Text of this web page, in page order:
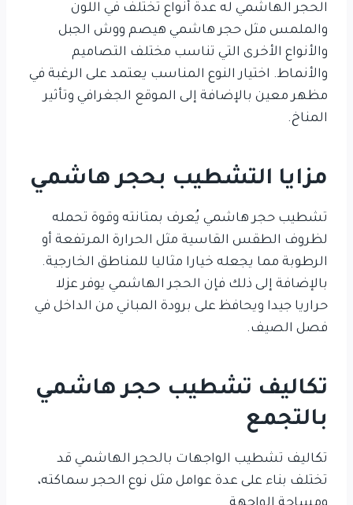
الحجر الهاشمي له عدة أنواع تختلف في اللون
والملمس مثل حجر هاشمي هيصم ووش الجبل
والأنواع الأخرى التي تناسب مختلف التصاميم
والأنماط. اختيار النوع المناسب يعتمد على الرغبة في
مظهر معين بالإضافة إلى الموقع الجغرافي وتأثير
المناخ.
مزايا التشطيب بحجر هاشمي
تشطيب حجر هاشمي يُعرف بمتانته وقوة تحمله
لظروف الطقس القاسية مثل الحرارة المرتفعة أو
الرطوبة مما يجعله خيارا مثاليا للمناطق الخارجية.
بالإضافة إلى ذلك فإن الحجر الهاشمي يوفر عزلا
حراريا جيدا ويحافظ على برودة المباني من الداخل في
فصل الصيف.
تكاليف تشطيب حجر هاشمي
بالتجمع
تكاليف تشطيب الواجهات بالحجر الهاشمي قد
تختلف بناء على عدة عوامل مثل نوع الحجر سماكته،